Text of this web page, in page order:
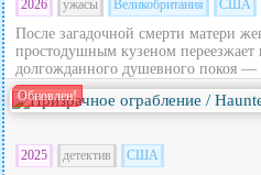
2026 ужасы Великобритания США
После загадочной смерти матери
простодушным кузеном переезжает
долгожданного душевного покоя —
Обновлен!
2025 детектив США